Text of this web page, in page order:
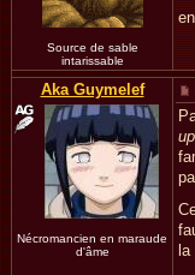
Source de sable
intarissable
Aka Guymelef
Nécromancien en maraude
d'âme